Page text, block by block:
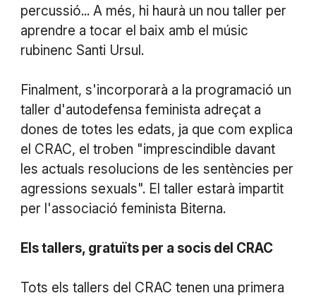
percussió... A més, hi haurà un nou taller per
aprendre a tocar el baix amb el músic
rubinenc Santi Ursul.
Finalment, s'incorporarà a la programació un
taller d'autodefensa feminista adreçat a
dones de totes les edats, ja que com explica
el CRAC, el troben "imprescindible davant
les actuals resolucions de les sentències per
agressions sexuals". El taller estarà impartit
per l'associació feminista Biterna.
Els tallers, gratuïts per a socis del CRAC
Tots els tallers del CRAC tenen una primera